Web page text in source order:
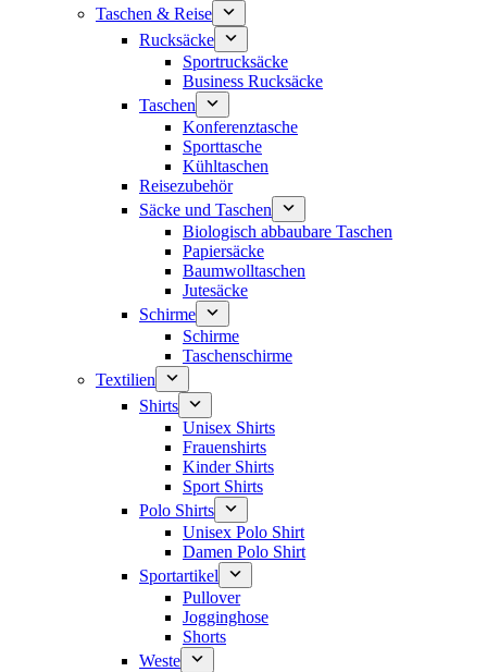
Taschen & Reise
Rucksäcke
Sportrucksäcke
Business Rucksäcke
Taschen
Konferenztasche
Sporttasche
Kühltaschen
Reisezubehör
Säcke und Taschen
Biologisch abbaubare Taschen
Papiersäcke
Baumwolltaschen
Jutesäcke
Schirme
Schirme
Taschenschirme
Textilien
Shirts
Unisex Shirts
Frauenshirts
Kinder Shirts
Sport Shirts
Polo Shirts
Unisex Polo Shirt
Damen Polo Shirt
Sportartikel
Pullover
Jogginghose
Shorts
Weste